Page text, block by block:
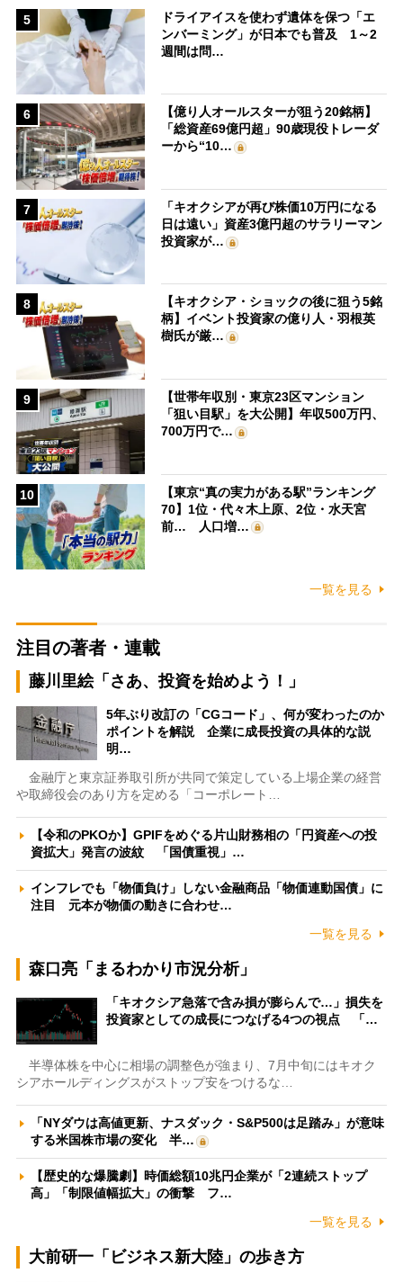
5
ドライアイスを使わず遺体を保つ「エ
ンバーミング」が日本でも普及 1～2
週間は問…
6
【億り人オールスターが狙う20銘柄】
「総資産69億円超」90歳現役トレーダ
ーから“10…
7
「キオクシアが再び株価10万円になる
日は遠い」資産3億円超のサラリーマン
投資家が…
8
【キオクシア・ショックの後に狙う5銘
柄】イベント投資家の億り人・羽根英
樹氏が厳…
9
【世帯年収別・東京23区マンション
「狙い目駅」を大公開】年収500万円、
700万円で…
10
【東京“真の実力がある駅”ランキング
70】1位・代々木上原、2位・水天宮
前… 人口増…
一覧を見る
注目の著者・連載
藤川里絵「さあ、投資を始めよう！」
5年ぶり改訂の「CGコード」、何が変わったのか
ポイントを解説 企業に成長投資の具体的な説
明…
金融庁と東京証券取引所が共同で策定している上場企業の経営
や取締役会のあり方を定める「コーポレート…
【令和のPKOか】GPIFをめぐる片山財務相の「円資産への投
資拡大」発言の波紋 「国債重視」…
インフレでも「物価負け」しない金融商品「物価連動国債」に
注目 元本が物価の動きに合わせ…
一覧を見る
森口亮「まるわかり市況分析」
「キオクシア急落で含み損が膨らんで…」損失を
投資家としての成長につなげる4つの視点 「…
半導体株を中心に相場の調整色が強まり、7月中旬にはキオク
シアホールディングスがストップ安をつけるな…
「NYダウは高値更新、ナスダック・S&P500は足踏み」が意味
する米国株市場の変化 半…
【歴史的な爆騰劇】時価総額10兆円企業が「2連続ストップ
高」「制限値幅拡大」の衝撃 フ…
一覧を見る
大前研一「ビジネス新大陸」の歩き方